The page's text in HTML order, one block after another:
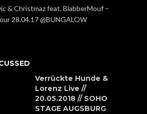
& Christmaz feat. BlabberMouf –
28.04.17 @BUNGALOW
Verrückte Hunde &
Lorenz Live //
20.05.2018 // SOHO
STAGE AUGSBURG